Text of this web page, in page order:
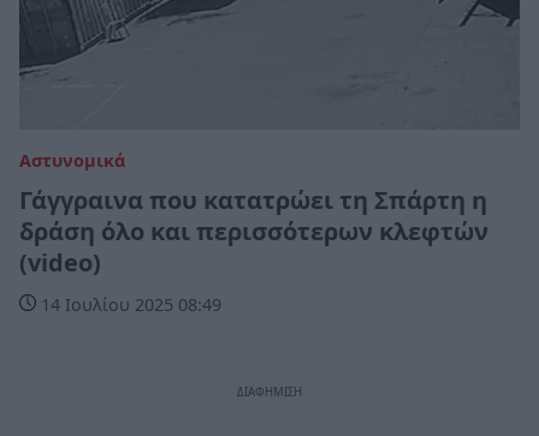
Αστυνομικά
Γάγγραινα που κατατρώει τη Σπάρτη η
δράση όλο και περισσότερων κλεφτών
(video)
14 Ιουλίου 2025 08:49